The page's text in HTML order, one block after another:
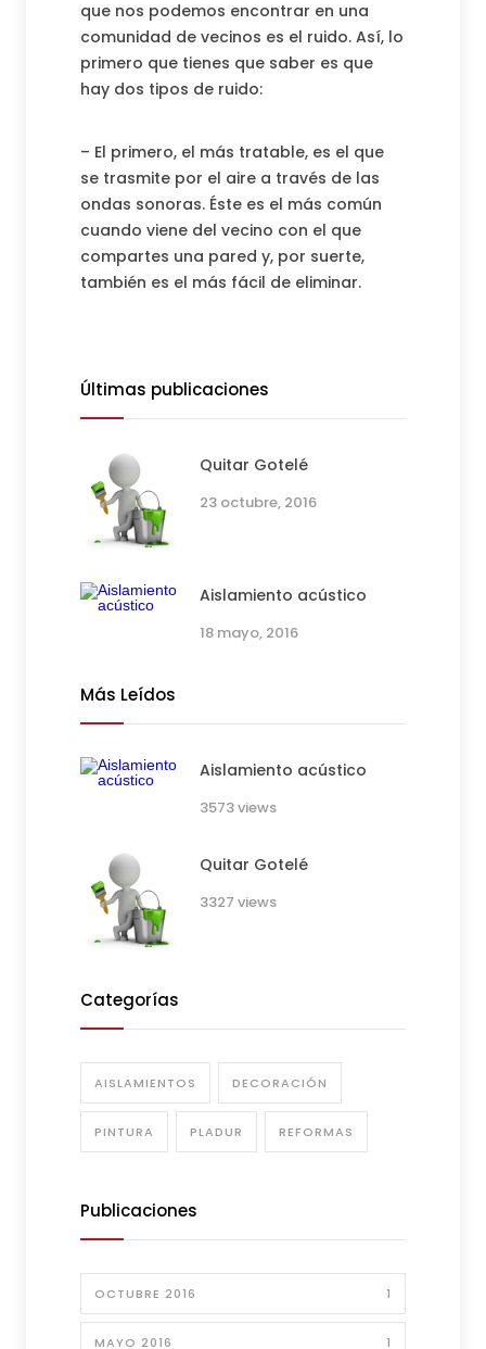
que nos podemos encontrar en una
comunidad de vecinos es el ruido. Así, lo
primero que tienes que saber es que
hay dos tipos de ruido:
– El primero, el más tratable, es el que
se trasmite por el aire a través de las
ondas sonoras. Éste es el más común
cuando viene del vecino con el que
compartes una pared y, por suerte,
también es el más fácil de eliminar.
Últimas publicaciones
Quitar Gotelé
23 octubre, 2016
Aislamiento acústico
18 mayo, 2016
Más Leídos
Aislamiento acústico
3573 views
Quitar Gotelé
3327 views
Categorías
AISLAMIENTOS DECORACIÓN
PINTURA PLADUR REFORMAS
Publicaciones
OCTUBRE 2016 1
MAYO 2016 1